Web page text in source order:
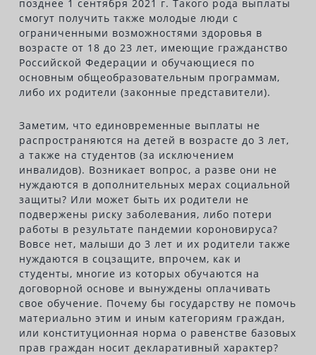
позднее 1 сентября 2021 г. Такого рода выплаты
смогут получить также молодые люди с
ограниченными возможностями здоровья в
возрасте от 18 до 23 лет, имеющие гражданство
Российской Федерации и обучающиеся по
основным общеобразовательным программам,
либо их родители (законные представители).
Заметим, что единовременные выплаты не
распространяются на детей в возрасте до 3 лет,
а также на студентов (за исключением
инвалидов). Возникает вопрос, а разве они не
нуждаются в дополнительных мерах социальной
защиты? Или может быть их родители не
подвержены риску заболевания, либо потери
работы в результате пандемии короновируса?
Вовсе нет, малыши до 3 лет и их родители также
нуждаются в соцзащите, впрочем, как и
студенты, многие из которых обучаются на
договорной основе и вынуждены оплачивать
свое обучение. Почему бы государству не помочь
материально этим и иным категориям граждан,
или конституционная норма о равенстве базовых
прав граждан носит декларативный характер?